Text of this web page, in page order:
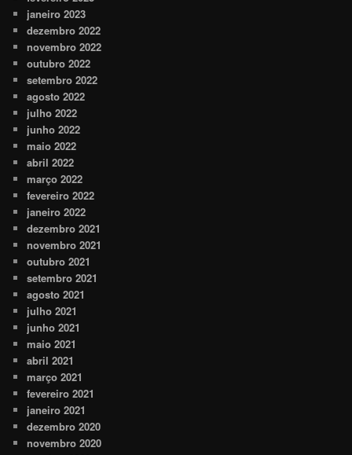
janeiro 2023
dezembro 2022
novembro 2022
outubro 2022
setembro 2022
agosto 2022
julho 2022
junho 2022
maio 2022
abril 2022
março 2022
fevereiro 2022
janeiro 2022
dezembro 2021
novembro 2021
outubro 2021
setembro 2021
agosto 2021
julho 2021
junho 2021
maio 2021
abril 2021
março 2021
fevereiro 2021
janeiro 2021
dezembro 2020
novembro 2020